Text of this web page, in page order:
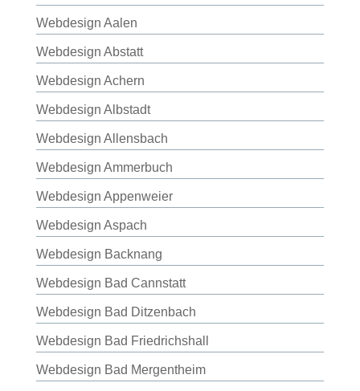
Webdesign Aalen
Webdesign Abstatt
Webdesign Achern
Webdesign Albstadt
Webdesign Allensbach
Webdesign Ammerbuch
Webdesign Appenweier
Webdesign Aspach
Webdesign Backnang
Webdesign Bad Cannstatt
Webdesign Bad Ditzenbach
Webdesign Bad Friedrichshall
Webdesign Bad Mergentheim